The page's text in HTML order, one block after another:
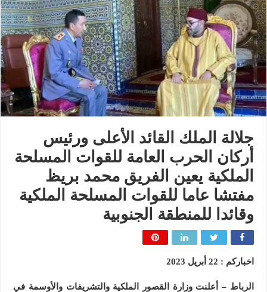
جلالة الملك القائد الأعلى ورئيس
أركان الحرب العامة للقوات المسلحة
الملكية يعين الفريق محمد بريظ
مفتشا عاما للقوات المسلحة الملكية
وقائدا للمنطقة الجنوبية
اخباركم : 22 أبريل 2023
الرباط – أعلنت وزارة القصور الملكية والتشريفات والأوسمة في